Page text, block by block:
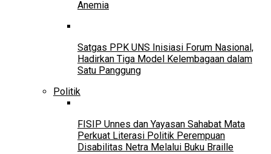
Anemia
Satgas PPK UNS Inisiasi Forum Nasional,
Hadirkan Tiga Model Kelembagaan dalam
Satu Panggung
Politik
FISIP Unnes dan Yayasan Sahabat Mata
Perkuat Literasi Politik Perempuan
Disabilitas Netra Melalui Buku Braille